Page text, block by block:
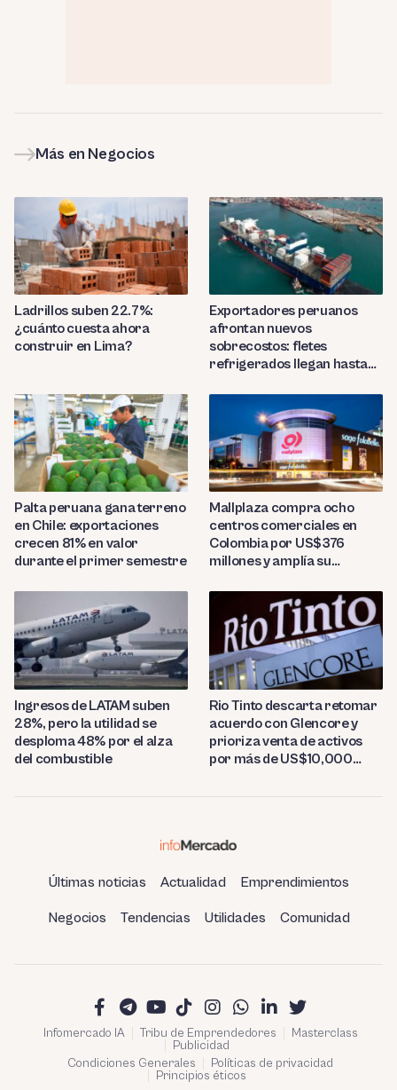
Más en Negocios
Ladrillos suben 22.7%:
¿cuánto cuesta ahora
construir en Lima?
Exportadores peruanos
afrontan nuevos
sobrecostos: fletes
refrigerados llegan hasta
Palta peruana gana terreno
en Chile: exportaciones
crecen 81% en valor
durante el primer semestre
Mallplaza compra ocho
centros comerciales en
Colombia por US$376
millones y amplía su
Ingresos de LATAM suben
28%, pero la utilidad se
desploma 48% por el alza
del combustible
Rio Tinto descarta retomar
acuerdo con Glencore y
prioriza venta de activos
por más de US$10,000
Últimas noticias Actualidad Emprendimientos
Negocios Tendencias Utilidades Comunidad
Infomercado IA Tribu de Emprendedores
Masterclass
Publicidad
Condiciones Generales
Políticas de privacidad
Principios éticos